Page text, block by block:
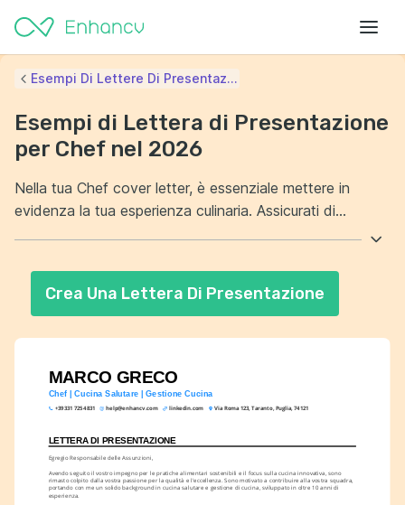
MARCO GRECO
Chef | Cucina Salutare | Gestione Cucina
+39 331 725 4831 help@enhancv.com linkedin.com Via Roma 123, Taranto, Puglia, 74121
LETTERA DI PRESENTAZIONE
Egregio Responsabile delle Assunzioni,
Avendo seguito il vostro impegno per le pratiche alimentari sostenibili e il focus sulla cucina innovativa, sono
rimasto colpito dalla vostra passione per la qualità e l'eccellenza. Sono motivato a contribuire alla vostra squadra,
portando con me un solido background in cucina salutare e gestione di cucina, sviluppato in oltre 10 anni di
esperienza.
Esempi Di Lettere Di Presentaz...
Esempi di Lettera di Presentazione
per Chef nel 2026
Nella tua Chef cover letter, è essenziale mettere in
evidenza la tua esperienza culinaria. Assicurati di
gestire una cucina. Dimostra la tua attitudine a lavorare
in squadra e risolvere problemi in situazioni di stress.
Crea Una Lettera Di Presentazione